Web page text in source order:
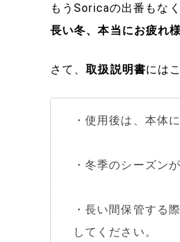
もうSoricaの出番もな
長い冬、本当にお疲れ
さて、取扱説明書には
・使用後は、本体
・冬季のシーズン
・長い間保管する
してください。